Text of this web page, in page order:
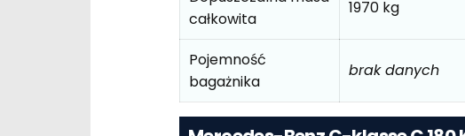
całkowita
1970 kg
Pojemność
bagażnika
brak danych